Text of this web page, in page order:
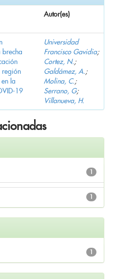
Autor(es)
brecha
región
la
19
Universidad
Francisco Gavidia;
Cortez, N.;
Galdámez, A.;
Molina, C.;
Serrano, G;
Villanueva, H.
1
1
1